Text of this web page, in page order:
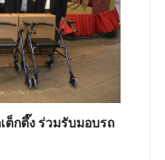
กตึ๊ง ร่วมรับมอบรถ